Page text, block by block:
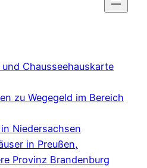
Chausseehauskarte
zu Wegegeld im Bereich
Niedersachsen
in Preußen,
Provinz Brandenburg